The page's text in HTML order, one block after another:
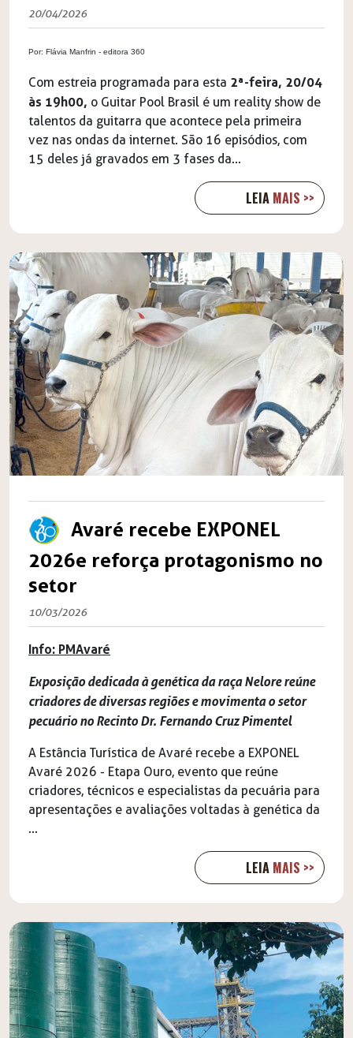
20/04/2026
Por: Flávia Manfrin - editora 360
Com estreia programada para esta 2ª-feira, 20/04
às 19h00, o Guitar Pool Brasil é um reality show de
talentos da guitarra que acontece pela primeira
vez nas ondas da internet. São 16 episódios, com
15 deles já gravados em 3 fases da...
LEIA MAIS >>
Avaré recebe EXPONEL
2026e reforça protagonismo no
setor
10/03/2026
Info: PMAvaré
Exposição dedicada à genética da raça Nelore reúne
criadores de diversas regiões e movimenta o setor
pecuário no Recinto Dr. Fernando Cruz Pimentel
A Estância Turística de Avaré recebe a EXPONEL
Avaré 2026 - Etapa Ouro, evento que reúne
criadores, técnicos e especialistas da pecuária para
apresentações e avaliações voltadas à genética da
...
LEIA MAIS >>